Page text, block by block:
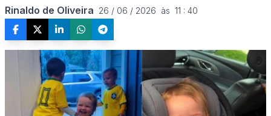
Rinaldo de Oliveira 26 / 06 / 2026  às  11 : 40